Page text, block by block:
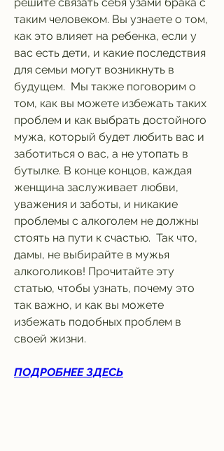
таким человеком. Вы узнаете о том,
как это влияет на ребенка, если у
вас есть дети, и какие последствия
для семьи могут возникнуть в
будущем.  Мы также поговорим о
том, как вы можете избежать таких
проблем и как выбрать достойного
мужа, который будет любить вас и
заботиться о вас, а не утопать в
бутылке. В конце концов, каждая
женщина заслуживает любви,
уважения и заботы, и никакие
проблемы с алкоголем не должны
стоять на пути к счастью.  Так что,
дамы, не выбирайте в мужья
алкоголиков! Прочитайте эту
статью, чтобы узнать, почему это
так важно, и как вы можете
избежать подобных проблем в
своей жизни.
ПОДРОБНЕЕ ЗДЕСЬ